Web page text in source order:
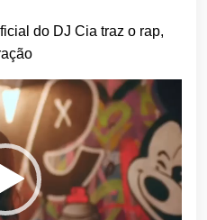
do DJ Cia traz o rap,